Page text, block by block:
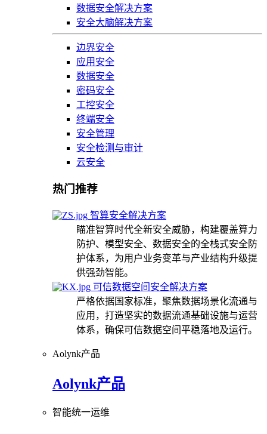
数据安全解决方案
安全大脑解决方案
边界安全
应用安全
数据安全
密码安全
工控安全
终端安全
安全管理
安全检测与审计
云安全
热门推荐
智算安全解决方案
瞄准智算时代全新安全威胁，构建覆盖算力
防护、模型安全、数据安全的全栈式安全防
护体系，为用户业务变革与产业结构升级提
供强劲智能。
可信数据空间安全解决方案
严格依据国家标准，聚焦数据场景化流通与
应用，打造坚实的数据流通基础设施与运营
体系，确保可信数据空间平稳落地及运行。
Aolynk产品
Aolynk产品
智能统一运维